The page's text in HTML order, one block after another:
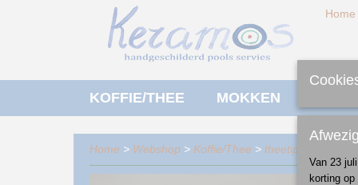
Home
KOFFIE/THEE MOKKEN
Home > Webshop > Koffie/Thee > theetip
Van 23
korting